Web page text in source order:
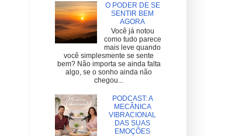
O PODER DE SE
SENTIR BEM
AGORA
Você já notou
como tudo parece
mais leve quando
você simplesmente se sente
bem? Não importa se ainda falta
algo, se o sonho ainda não
chegou...
PODCAST: A
MECÂNICA
VIBRACIONAL
DAS SUAS
EMOÇÕES